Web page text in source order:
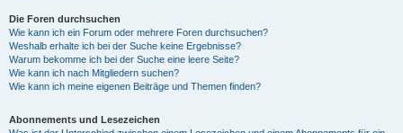
Die Foren durchsuchen
Wie kann ich ein Forum oder mehrere Foren durchsuchen?
Weshalb erhalte ich bei der Suche keine Ergebnisse?
Warum bekomme ich bei der Suche eine leere Seite?
Wie kann ich nach Mitgliedern suchen?
Wie kann ich meine eigenen Beiträge und Themen finden?
Abonnements und Lesezeichen